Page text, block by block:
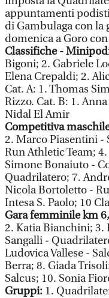
appuntamenti
di Gambulaga con la
domenica a Goro
Classifiche -
Bigoni; 2. Gabriele
Elena Crepaldi; 2.
Cat. A: 1. Thomas
Rizzo. Cat. B: 1.
Nidal El Amir
Competitiva
2. Marco Piasentini -
Run Athletic Team;
Simone Bonaiuto -
Quadrilatero; 7.
Nicola Bortoletto -
Intesa S. Paolo; 10
Gara femminile km
2. Katia Bianchini; 3.
Sangalli -
Ludovica Vallese -
Berra; 8. Giada
Salcus; 10. Sonia
Gruppi: 1.